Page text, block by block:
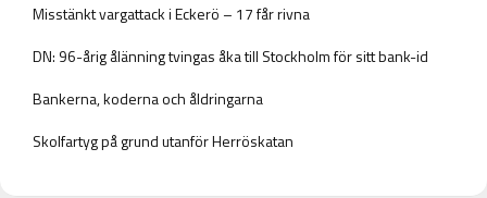
Misstänkt vargattack i Eckerö – 17 får rivna
DN: 96-årig ålänning tvingas åka till Stockholm för sitt bank-id
Bankerna, koderna och åldringarna
Skolfartyg på grund utanför Herröskatan